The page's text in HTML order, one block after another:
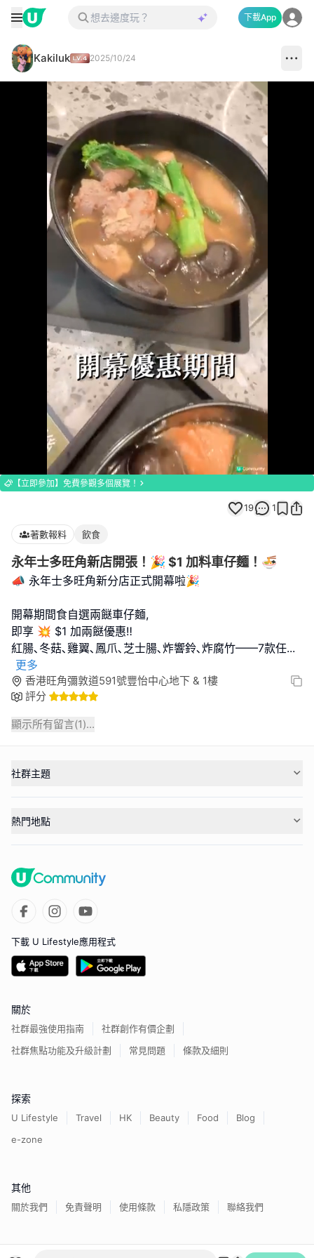
下載App
Kakiluk 2025/10/24
Loaded
100.00%
【立即參加】免費參觀多個展覽！
19 1
著數報料 飲食
永年士多旺角新店開張！🎉 $1 加料車仔麵！🍜
📣 永年士多旺角新分店正式開幕啦🎉
開幕期間食自選兩餸車仔麵,
即享 💥 $1 加兩餸優惠‼️
紅腸､冬菇､雞翼､鳳爪､芝士腸､炸響鈴､炸腐竹——7款任...
更多
香港旺角彌敦道591號豐怡中心地下 & 1樓
評分
顯示所有留言(1)...
社群主題
熱門地點
下載 U Lifestyle應用程式
關於
社群最強使用指南
社群創作有價企劃
社群焦點功能及升級計劃
常見問題 條款及細則
探索
U Lifestyle Travel HK Beauty Food
Blog
e-zone
其他
關於我們 免責聲明 使用條款 私隱政策 聯絡我們